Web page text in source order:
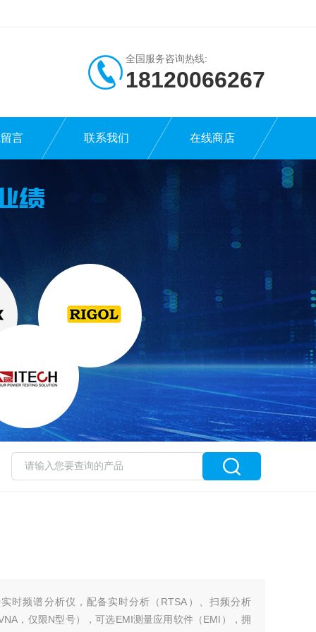
全国服务咨询热线:
18120066267
言 联系我们 在线商店
时频谱分析仪，配备实时分析（RTSA）、扫频分析
，仅限N型号），可选EMI测量应用软件（EMI），拥